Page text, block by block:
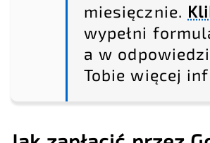
miesięcznie.
wypełni
a w
Tobie więcej